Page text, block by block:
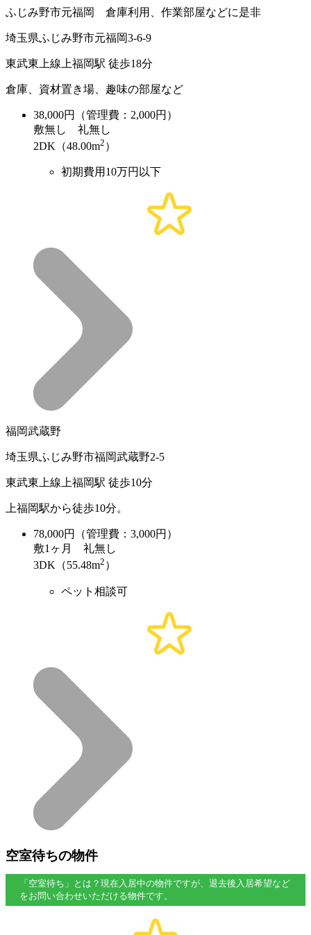
ふじみ野市元福岡 倉庫利用、作業部屋などに是非
埼玉県ふじみ野市元福岡3-6-9
東武東上線上福岡駅 徒歩18分
倉庫、資材置き場、趣味の部屋など
38,000円（管理費：2,000円）
敷無し 礼無し
2DK（48.00m2 ）
初期費用10万円以下
福岡武蔵野
埼玉県ふじみ野市福岡武蔵野2-5
東武東上線上福岡駅 徒歩10分
上福岡駅から徒歩10分。
78,000円（管理費：3,000円）
敷1ヶ月 礼無し
3DK（55.48m2 ）
ペット相談可
空室待ちの物件
「空室待ち」とは？現在入居中の物件ですが、退去後入居希望など
をお問い合わせいただける物件です。